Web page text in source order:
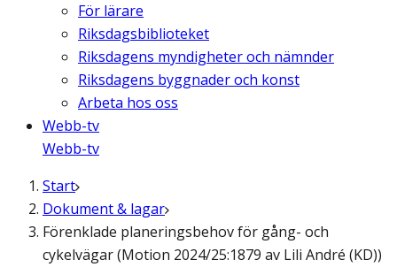
För lärare
Riksdagsbiblioteket
Riksdagens myndigheter och nämnder
Riksdagens byggnader och konst
Arbeta hos oss
Webb-tv
Webb-tv
Start
Dokument & lagar
Förenklade planeringsbehov för gång- och
cykelvägar (Motion 2024/25:1879 av Lili André (KD))